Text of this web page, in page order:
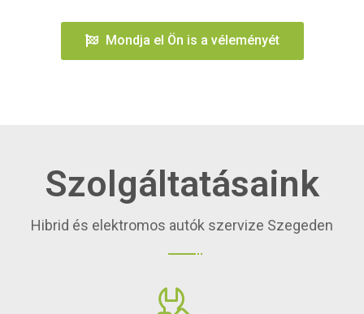
Mondja el Ön is a véleményét
Szolgáltatásaink
Hibrid és elektromos autók szervize Szegeden